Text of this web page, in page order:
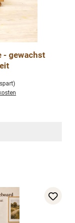
- gewachst